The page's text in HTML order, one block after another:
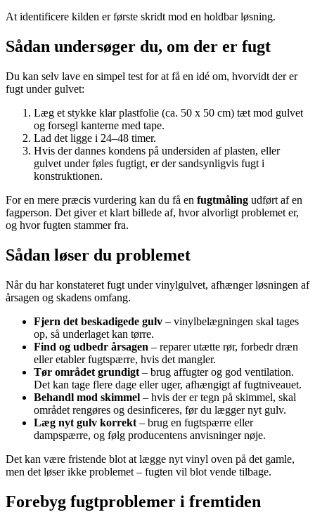
At identificere kilden er første skridt mod en holdbar løsning.
Sådan undersøger du, om der er fugt
Du kan selv lave en simpel test for at få en idé om, hvorvidt der er
fugt under gulvet:
Læg et stykke klar plastfolie (ca. 50 x 50 cm) tæt mod gulvet
og forsegl kanterne med tape.
Lad det ligge i 24–48 timer.
Hvis der dannes kondens på undersiden af plasten, eller
gulvet under føles fugtigt, er der sandsynligvis fugt i
konstruktionen.
For en mere præcis vurdering kan du få en fugtmåling udført af en
fagperson. Det giver et klart billede af, hvor alvorligt problemet er,
og hvor fugten stammer fra.
Sådan løser du problemet
Når du har konstateret fugt under vinylgulvet, afhænger løsningen af
årsagen og skadens omfang.
Fjern det beskadigede gulv – vinylbelægningen skal tages
op, så underlaget kan tørre.
Find og udbedr årsagen – reparer utætte rør, forbedr dræn
eller etabler fugtspærre, hvis det mangler.
Tør området grundigt – brug affugter og god ventilation.
Det kan tage flere dage eller uger, afhængigt af fugtniveauet.
Behandl mod skimmel – hvis der er tegn på skimmel, skal
området rengøres og desinficeres, før du lægger nyt gulv.
Læg nyt gulv korrekt – brug en fugtspærre eller
dampspærre, og følg producentens anvisninger nøje.
Det kan være fristende blot at lægge nyt vinyl oven på det gamle,
men det løser ikke problemet – fugten vil blot vende tilbage.
Forebyg fugtproblemer i fremtiden